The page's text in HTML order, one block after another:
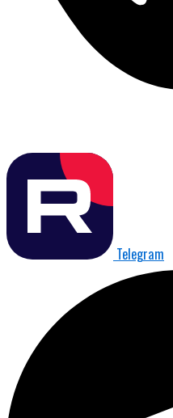
Telegram